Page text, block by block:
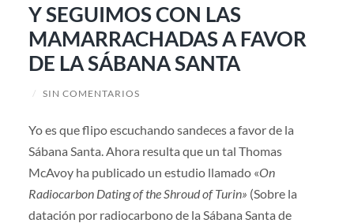
Y SEGUIMOS CON LAS
MAMARRACHADAS A FAVOR
DE LA SÁBANA SANTA
/ SIN COMENTARIOS
Yo es que flipo escuchando sandeces a favor de la
Sábana Santa. Ahora resulta que un tal Thomas
McAvoy ha publicado un estudio llamado «On
Radiocarbon Dating of the Shroud of Turin» (Sobre la
datación por radiocarbono de la Sábana Santa de